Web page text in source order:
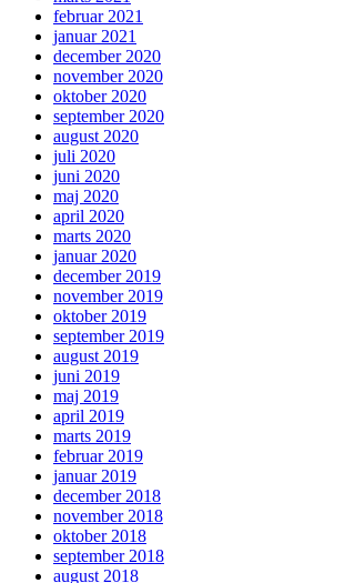
februar 2021
januar 2021
december 2020
november 2020
oktober 2020
september 2020
august 2020
juli 2020
juni 2020
maj 2020
april 2020
marts 2020
januar 2020
december 2019
november 2019
oktober 2019
september 2019
august 2019
juni 2019
maj 2019
april 2019
marts 2019
februar 2019
januar 2019
december 2018
november 2018
oktober 2018
september 2018
august 2018